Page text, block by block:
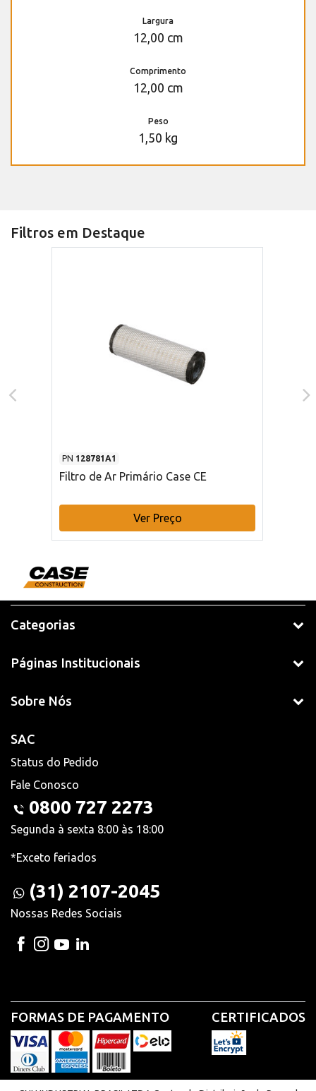
Largura
12,00 cm
Comprimento
12,00 cm
Peso
1,50 kg
Filtros em Destaque
PN 128781A1
Filtro de Ar Primário Case CE
Ver Preço
Categorias
Páginas Institucionais
Sobre Nós
SAC
Status do Pedido
Fale Conosco
0800 727 2273
Segunda à sexta 8:00 às 18:00
*Exceto feriados
(31) 2107-2045
Nossas Redes Sociais
FORMAS DE PAGAMENTO CERTIFICADOS